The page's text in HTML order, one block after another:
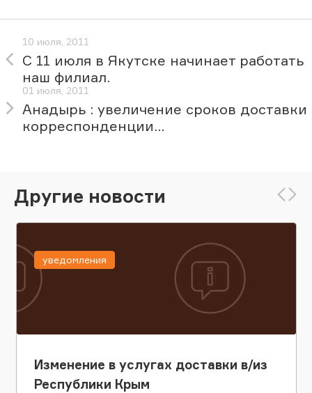
10 июля, 2011
С 11 июля в Якутске начинает работать
наш филиал.
01 июля, 2011
Анадырь : увеличение сроков доставки
корреспонденции...
Другие новости
Изменение в услугах доставки в/из
Республики Крым
уведомления